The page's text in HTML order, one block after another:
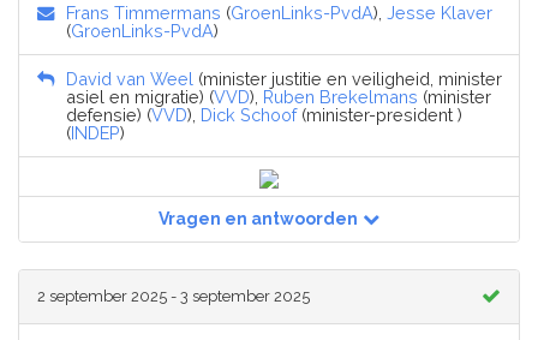
Frans Timmermans (GroenLinks-PvdA), Jesse Klaver
(GroenLinks-PvdA)
David van Weel (minister justitie en veiligheid, minister
asiel en migratie) (VVD), Ruben Brekelmans (minister
defensie) (VVD), Dick Schoof(minister-president )
(INDEP)
Vragen en antwoorden
2 september 2025 - 3 september 2025